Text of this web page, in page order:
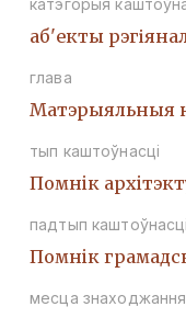
катэгорыя
аб'екты
глава
Матэрыяльныя
тып каштоўнасці
Помнiк
падтып каштоўнасці
Помнiк
месца знаходжання